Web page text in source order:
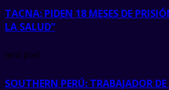
TACNA: PIDEN 18 MESES DE
LA SALUD”
next post
SOUTHERN PERÚ: TRABAJADOR DE